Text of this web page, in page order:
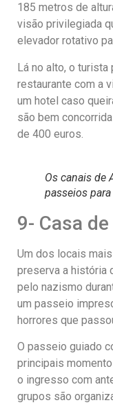
185 metros de
visão privilegiada
elevador rotativo
Lá no alto, o
restaurante com a
um hotel caso
são bem
de 400 euros.
Os canais de
passeios
9- Casa
Um dos locais
preserva a história
pelo nazismo
um passeio
horrores que
O passeio guiado
principais
o ingresso com
grupos são